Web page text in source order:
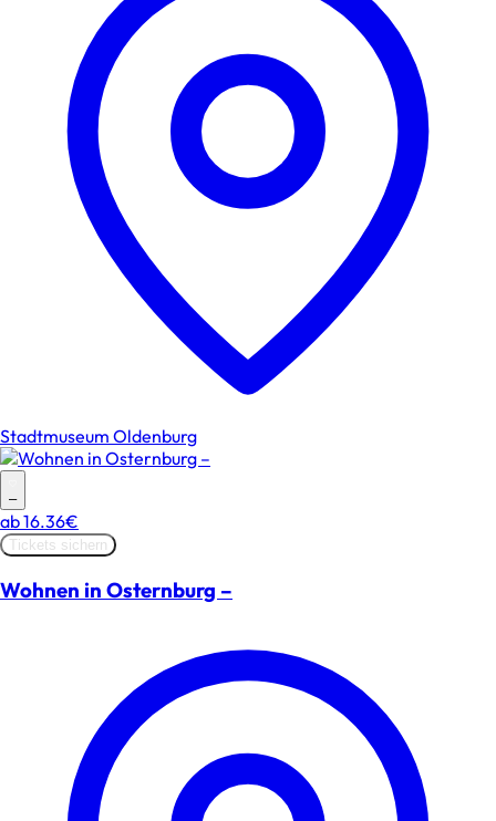
Stadtmuseum Oldenburg
–
ab16.36€
Tickets sichern
Wohnen in Osternburg –